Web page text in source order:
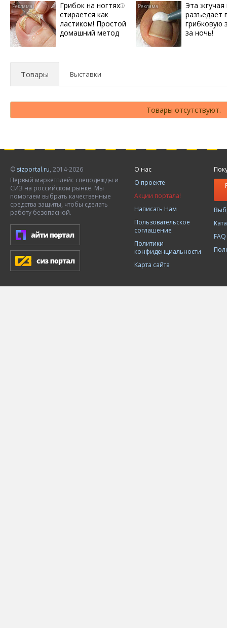
i
Грибок на ногтях
стирается как
ластиком! Простой
домашний метод
Эта жгучая
разъедает
грибковую
за ночь!
Товары Выставки
Товары отсутствуют.
© sizportal.ru, 2014-2026
Первый маркетплейс спецодежды и
СИЗ на российском рынке. Мы
помогаем выбрать качественные
средства защиты, чтобы сделать
работу безопасной.
О нас
О проекте
Акции портала!
Написать Нам
Пользовательское
соглашение
Политики
конфиденциальности
Карта сайта
FAQ